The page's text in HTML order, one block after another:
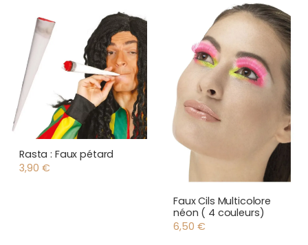
Rasta : Faux pétard
3,90 €
Faux Cils Multicolore
néon ( 4 couleurs)
6,50 €